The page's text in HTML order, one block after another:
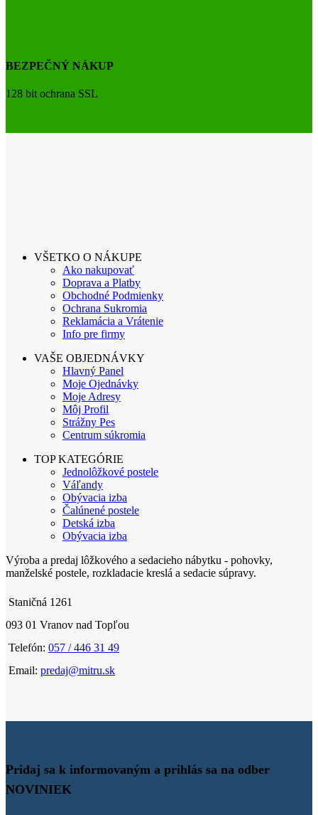
BEZPEČNÝ NÁKUP
128 bit ochrana SSL
VŠETKO O NÁKUPE
Ako nakupovať
Doprava a Platby
Obchodné Podmienky
Ochrana Sukromia
Reklamácia a Vrátenie
Info pre firmy
VAŠE OBJEDNÁVKY
Hlavný Panel
Moje Ojednávky
Moje Adresy
Môj Profil
Strážny Pes
Centrum súkromia
TOP KATEGÓRIE
Jednolôžkové postele
Váľandy
Obývacia izba
Čalúnené postele
Detská izba
Obývacia izba
Výroba a predaj lôžkového a sedacieho nábytku - pohovky,
manželské postele, rozkladacie kreslá a sedacie súpravy.
Staničná 1261
093 01 Vranov nad Topľou
Telefón: 057 / 446 31 49
Email: predaj@mitru.sk
Pridaj sa k informovaným a prihlás sa na odber
NOVINIEK